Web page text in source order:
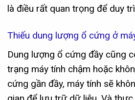
là điều rất quan trọng để duy
Thiếu dung lượng ổ cứng ở
Dung lượng ổ cứng đầy cũng
trạng máy tính chậm hoặc
cứng gần đầy, máy tính sẽ